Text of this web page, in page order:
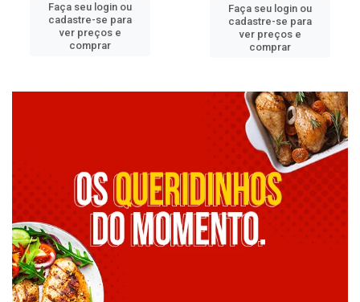
Faça seu login ou
cadastre-se para
ver preços e
comprar
Faça seu login ou
cadastre-se para
ver preços e
comprar